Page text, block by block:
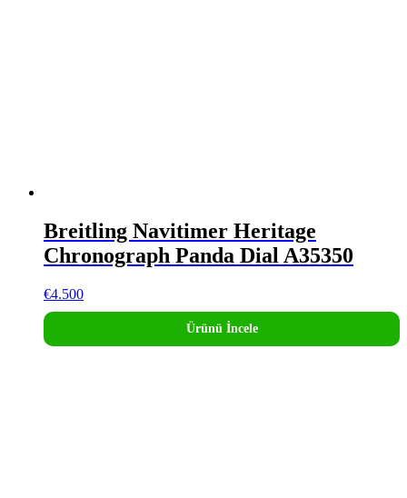
Breitling Navitimer Heritage
Chronograph Panda Dial A35350
€4.500
Ürünü İncele